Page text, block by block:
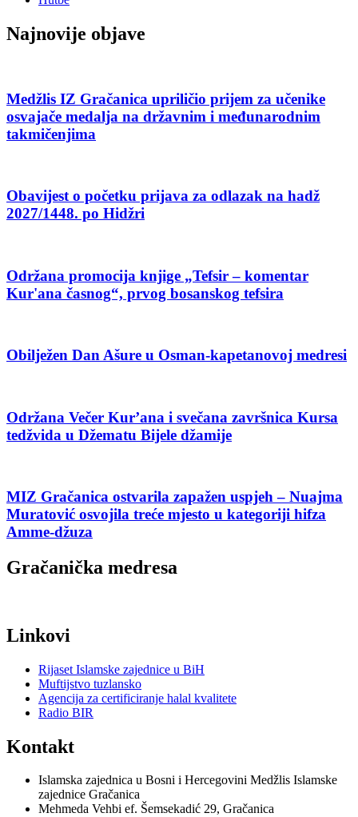
Najnovije objave
Medžlis IZ Gračanica upriličio prijem za učenike
osvajače medalja na državnim i međunarodnim
takmičenjima
Obavijest o početku prijava za odlazak na hadž
2027/1448. po Hidžri
Održana promocija knjige „Tefsir – komentar
Kur'ana časnog“, prvog bosanskog tefsira
Obilježen Dan Ašure u Osman-kapetanovoj medresi
Održana Večer Kur’ana i svečana završnica Kursa
tedžvida u Džematu Bijele džamije
MIZ Gračanica ostvarila zapažen uspjeh – Nuajma
Muratović osvojila treće mjesto u kategoriji hifza
Amme-džuza
Gračanička medresa
Linkovi
Rijaset Islamske zajednice u BiH
Muftijstvo tuzlansko
Agencija za certificiranje halal kvalitete
Radio BIR
Kontakt
Islamska zajednica u Bosni i Hercegovini Medžlis Islamske
zajednice Gračanica
Mehmeda Vehbi ef. Šemsekadić 29, Gračanica